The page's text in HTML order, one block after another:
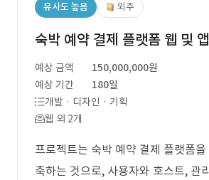
유사도 높음 외주
숙박 예약 결제 플랫폼 웹 및
예상 금액
150,000,000원
예상 기간
180일
개발 · 디자인 · 기획
웹 외 2개
프로젝트는 숙박 예약 결제 플랫폼
축하는 것으로, 사용자와 호스트, 관